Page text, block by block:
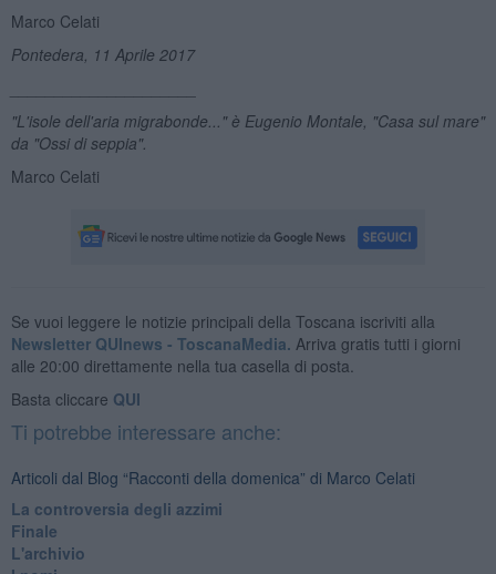
Marco Celati
Pontedera, 11 Aprile 2017
"L'isole dell'aria migrabonde..." è Eugenio Montale, "Casa sul mare"
da "Ossi di seppia".
Marco Celati
Se vuoi leggere le notizie principali della Toscana iscriviti alla
Newsletter QUInews - ToscanaMedia. Arriva gratis tutti i giorni
alle 20:00 direttamente nella tua casella di posta.
Basta cliccare QUI
Ti potrebbe interessare anche:
Articoli dal Blog “Racconti della domenica” di Marco Celati
La controversia degli azzimi
Finale
L'archivio